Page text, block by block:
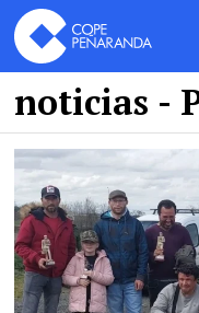
noticias -